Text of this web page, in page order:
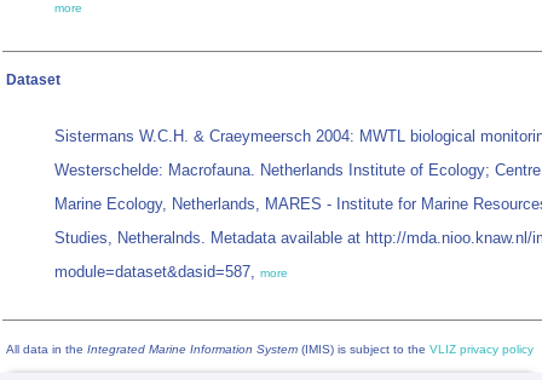
more
Dataset
Sistermans W.C.H. & Craeymeersch 2004: MWTL biological
Westerschelde: Macrofauna. Netherlands Institute of Ecology;
Marine Ecology, Netherlands, MARES - Institute for Marine
Studies, Netheralnds. Metadata available at http://mda.nioo.knaw.nl/
module=dataset&dasid=587, more
All data in the Integrated Marine Information System (IMIS) is subject to the VLIZ privacy policy